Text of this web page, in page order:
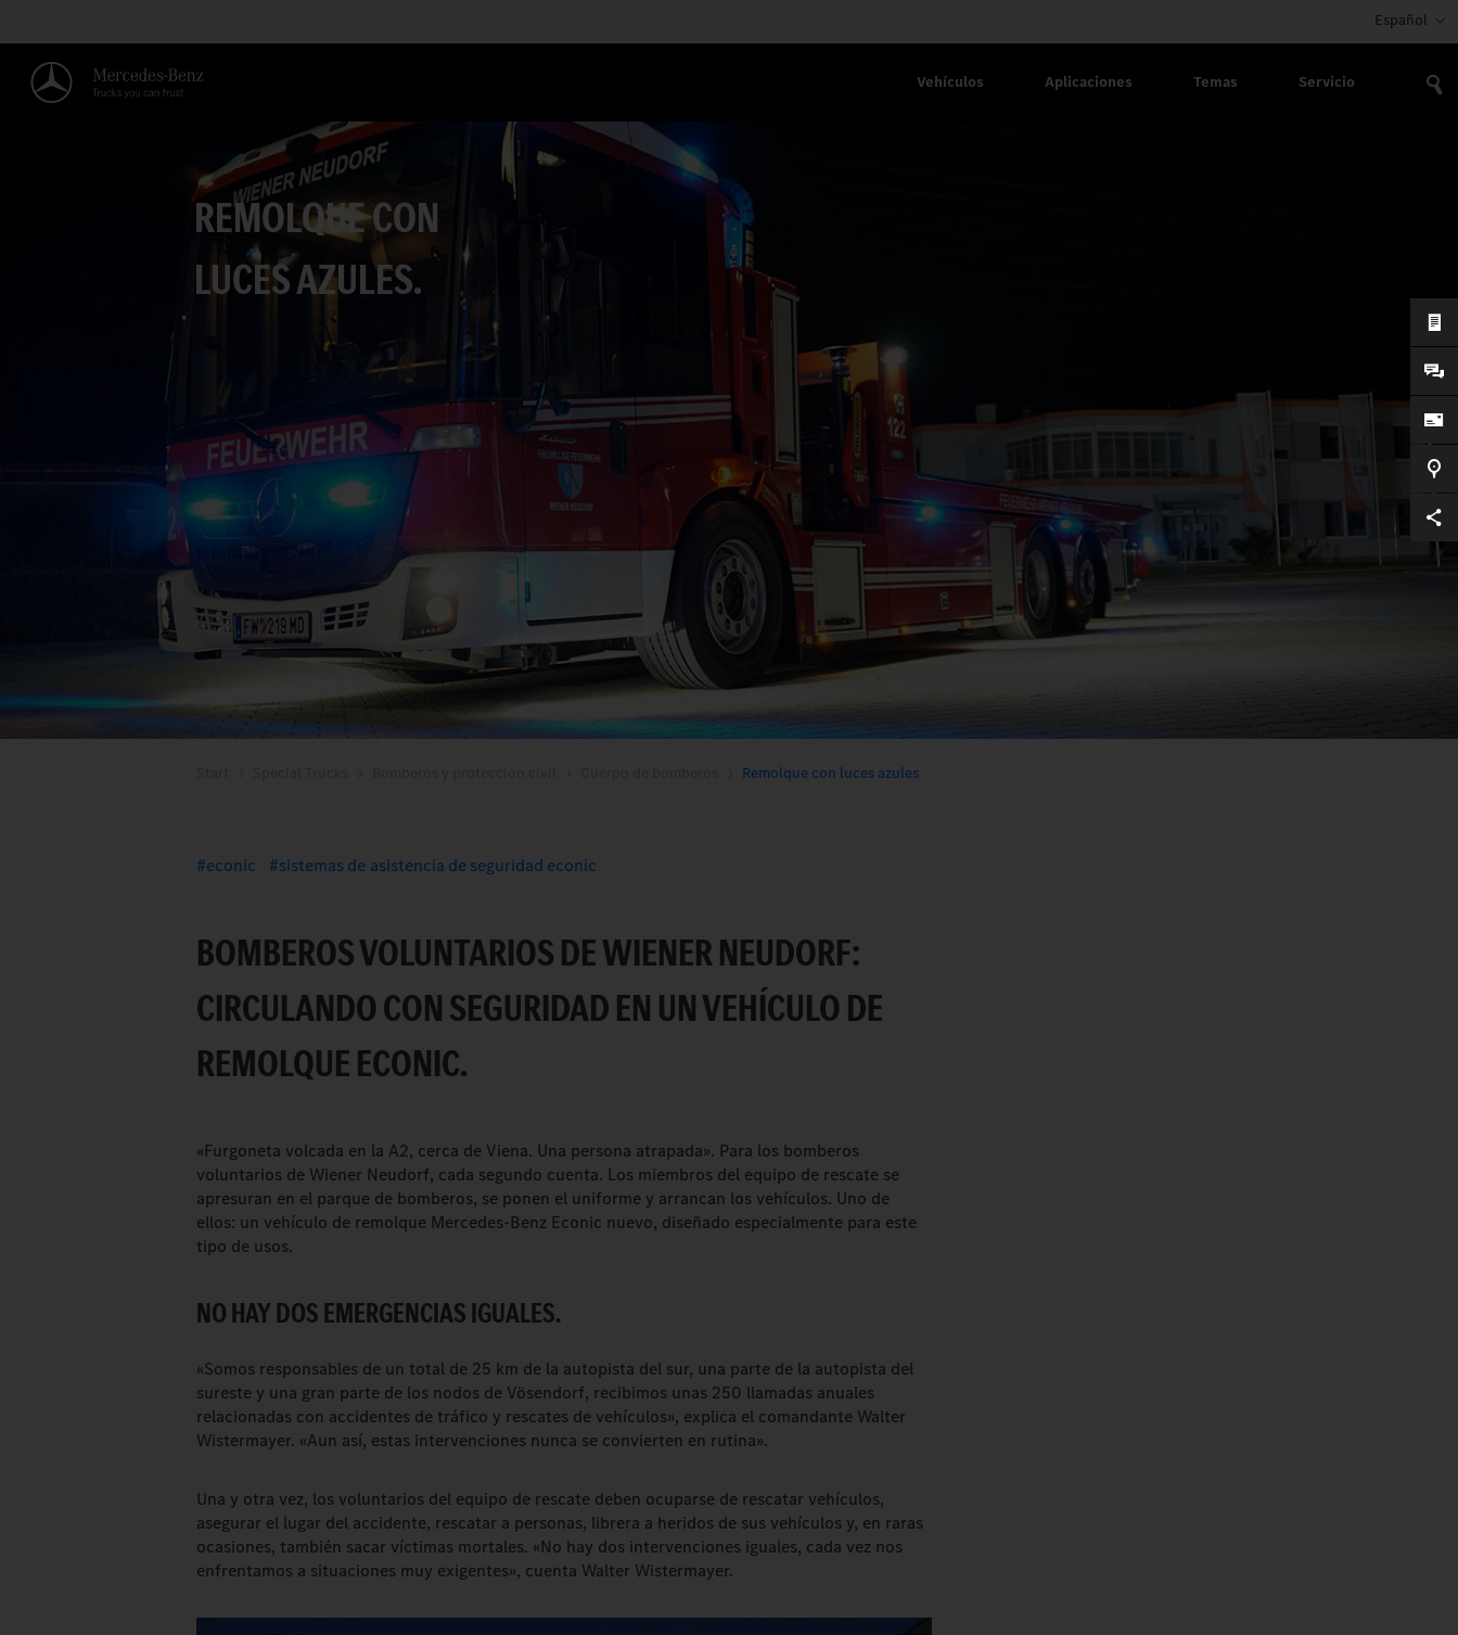
Español
Vehículos Aplicaciones Temas Servicio
REMOLQUE CON
LUCES AZULES.
Remolque con luces azules
econic sistemas de asistencia de seguridad econic
BOMBEROS VOLUNTARIOS DE WIENER NEUDORF:
CIRCULANDO CON SEGURIDAD EN UN VEHÍCULO DE
REMOLQUE ECONIC.
«Furgoneta volcada en la A2, cerca de Viena. Una persona atrapada». Para los bomberos
voluntarios de Wiener Neudorf, cada segundo cuenta. Los miembros del equipo de rescate se
apresuran en el parque de bomberos, se ponen el uniforme y arrancan los vehículos. Uno de
ellos: un vehículo de remolque Mercedes-Benz Econic nuevo, diseñado especialmente para este
tipo de usos.
NO HAY DOS EMERGENCIAS IGUALES.
«Somos responsables de un total de 25 km de la autopista del sur, una parte de la autopista del
sureste y una gran parte de los nodos de Vösendorf, recibimos unas 250 llamadas anuales
relacionadas con accidentes de tráfico y rescates de vehículos», explica el comandante Walter
Wistermayer. «Aun así, estas intervenciones nunca se convierten en rutina».
Una y otra vez, los voluntarios del equipo de rescate deben ocuparse de rescatar vehículos,
asegurar el lugar del accidente, rescatar a personas, librera a heridos de sus vehículos y, en raras
ocasiones, también sacar víctimas mortales. «No hay dos intervenciones iguales, cada vez nos
enfrentamos a situaciones muy exigentes», cuenta Walter Wistermayer.